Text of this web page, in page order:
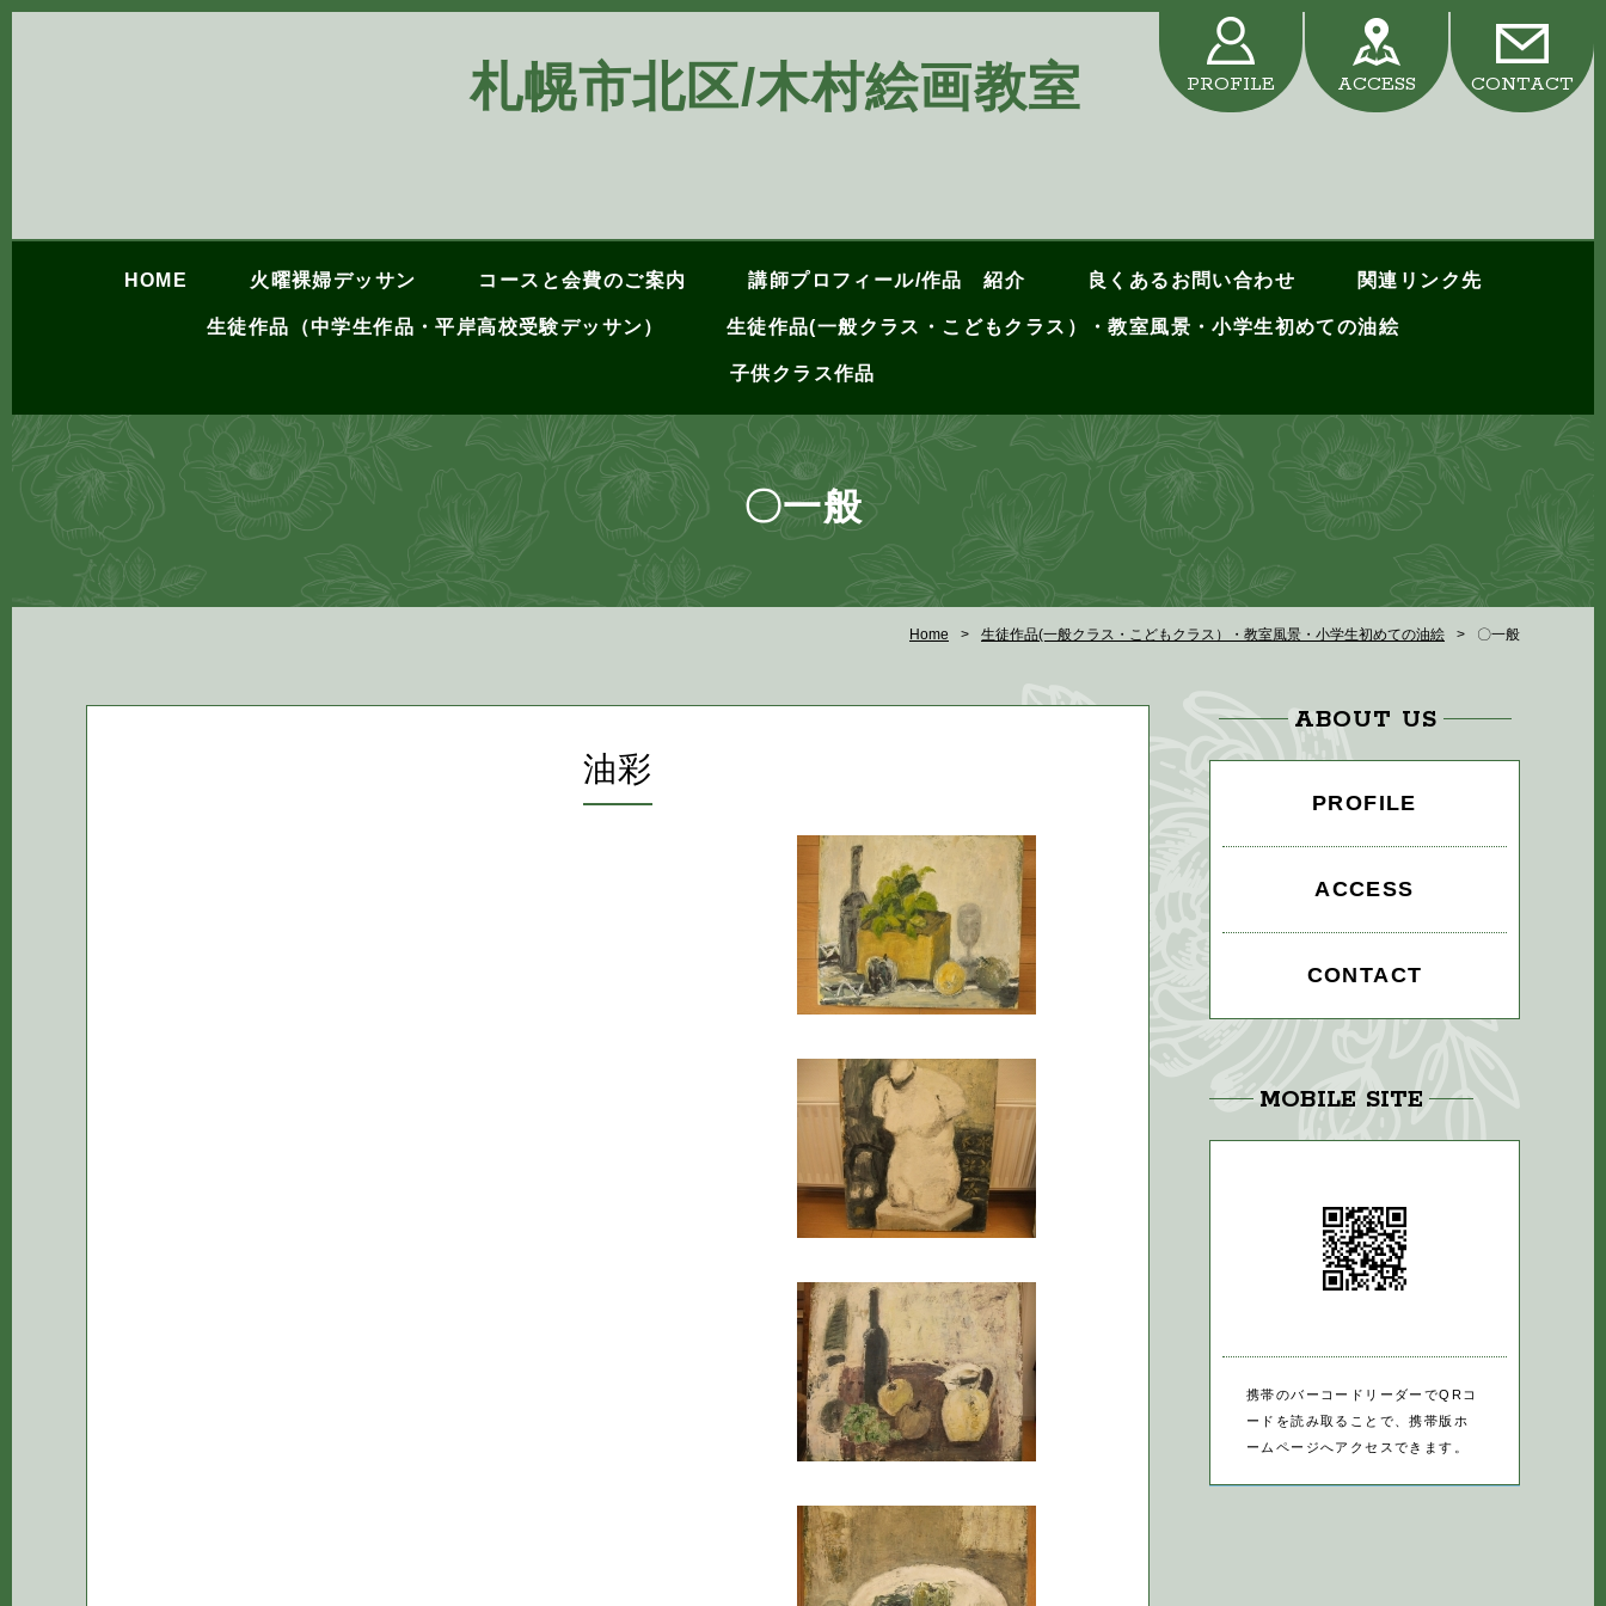
札幌市北区/木村絵画教室 PROFILE ACCESS CONTACT
HOME 火曜裸婦デッサン コースと会費のご案内 講師プロフィール/作品 紹介 良くあるお問い合わせ 関連リンク先
生徒作品（中学生作品・平岸高校受験デッサン） 生徒作品(一般クラス・こどもクラス）・教室風景・小学生初めての油絵
子供クラス作品
〇一般
Home 生徒作品(一般クラス・こどもクラス）・教室風景・小学生初めての油絵 〇一般
油彩
ABOUT US
PROFILE
ACCESS
CONTACT
MOBILE SITE
携帯のバーコードリーダーでQRコ
ードを読み取ることで、携帯版ホ
ームページへアクセスできます。